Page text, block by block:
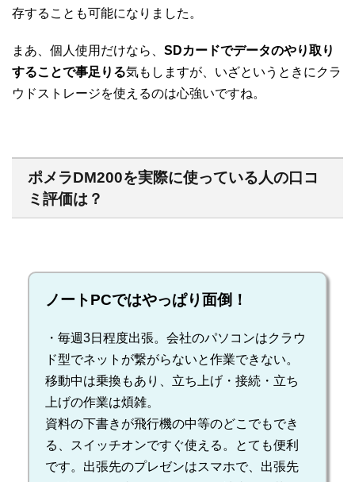
存することも可能になりました。
まあ、個人使用だけなら、 SDカードでデータのやり取り
することで事足りる気もしますが、いざというときにクラ
ウドストレージを使えるのは心強いですね。
ポメラDM200を実際に使っている人の口コ
ミ評価は？
ノートPCではやっぱり面倒！
・毎週3日程度出張。会社のパソコンはクラウ
ド型でネットが繋がらないと作業できない。
移動中は乗換もあり、立ち上げ・接続・立ち
上げの作業は煩雑。
資料の下書きが飛行機の中等のどこでもでき
る、スイッチオンですぐ使える。とても便利
です。出張先のプレゼンはスマホで、出張先